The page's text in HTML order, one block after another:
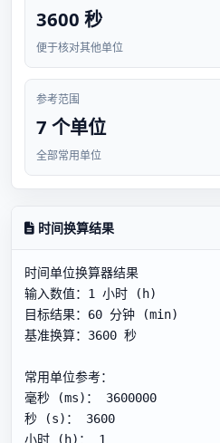
3600 秒
便于核对其他单位
参考范围
7 个单位
全部常用单位
时间换算结果